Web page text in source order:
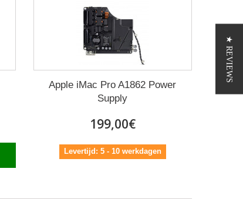
Apple iMac Pro A1862 Power
Supply
199,00€
Levertijd: 5 - 10 werkdagen
★ REVIEWS